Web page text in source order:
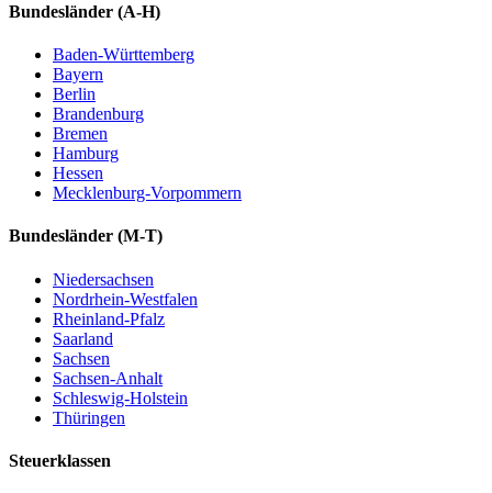
Bundesländer (A-H)
Baden-Württemberg
Bayern
Berlin
Brandenburg
Bremen
Hamburg
Hessen
Mecklenburg-Vorpommern
Bundesländer (M-T)
Niedersachsen
Nordrhein-Westfalen
Rheinland-Pfalz
Saarland
Sachsen
Sachsen-Anhalt
Schleswig-Holstein
Thüringen
Steuerklassen